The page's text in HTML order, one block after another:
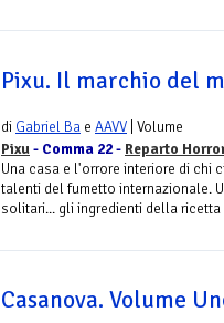
Pixu. Il marchio del
di Gabriel Ba e AAVV | Volume
Pixu- Comma 22 - Reparto
Una casa e l'orrore interiore di chi
talenti del fumetto internazionale.
solitari... gli ingredienti della
Casanova. Volume